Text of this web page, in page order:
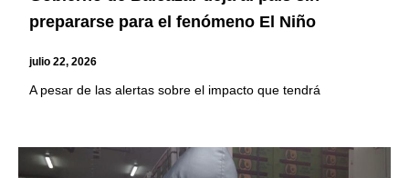
prepararse para el fenómeno El Niño
julio 22, 2026
A pesar de las alertas sobre el impacto que tendrá